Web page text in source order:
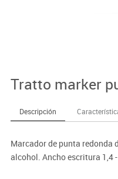
Tratto marker
Descripción
Marcador de punta redonda
alcohol. Ancho escritura 1,4 -